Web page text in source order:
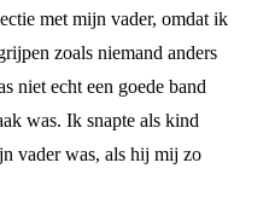
met mijn vader, omdat ik
zoals niemand anders
niet echt een goede band
was. Ik snapte als kind
vader was, als hij mij zo